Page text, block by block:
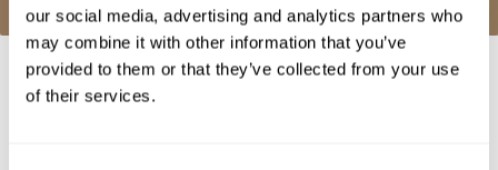
our social media, advertising and analytics partners who
may combine it with other information that you’ve
provided to them or that they’ve collected from your use
of their services.
Referências
Whiteside, A. (2002) A synopsis of the Vienna Test System: A